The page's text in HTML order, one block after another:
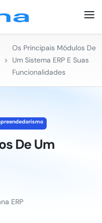
>
Os Principais Módulos De
Um Sistema ERP E Suas
Funcionalidades
De Um
ERP